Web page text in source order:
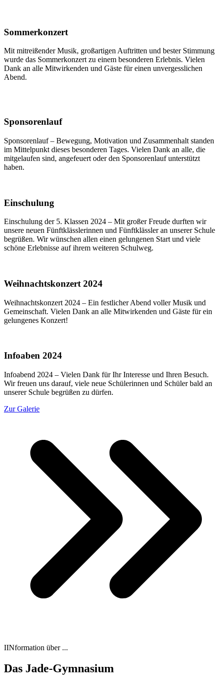
Sommerkonzert
Mit mitreißender Musik, großartigen Auftritten und bester Stimmung
wurde das Sommerkonzert zu einem besonderen Erlebnis. Vielen
Dank an alle Mitwirkenden und Gäste für einen unvergesslichen
Abend.
Sponsorenlauf
Sponsorenlauf – Bewegung, Motivation und Zusammenhalt standen
im Mittelpunkt dieses besonderen Tages. Vielen Dank an alle, die
mitgelaufen sind, angefeuert oder den Sponsorenlauf unterstützt
haben.
Einschulung
Einschulung der 5. Klassen 2024 – Mit großer Freude durften wir
unsere neuen Fünftklässlerinnen und Fünftklässler an unserer Schule
begrüßen. Wir wünschen allen einen gelungenen Start und viele
schöne Erlebnisse auf ihrem weiteren Schulweg.
Weihnachtskonzert 2024
Weihnachtskonzert 2024 – Ein festlicher Abend voller Musik und
Gemeinschaft. Vielen Dank an alle Mitwirkenden und Gäste für ein
gelungenes Konzert!
Infoaben 2024
Infoabend 2024 – Vielen Dank für Ihr Interesse und Ihren Besuch.
Wir freuen uns darauf, viele neue Schülerinnen und Schüler bald an
unserer Schule begrüßen zu dürfen.
Zur Galerie
IINformation über ...
Das Jade-Gymnasium